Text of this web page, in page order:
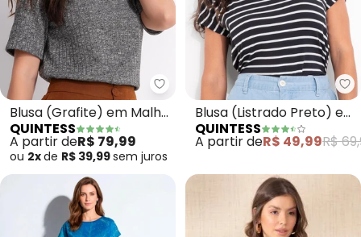
Quintess - Blusa (Grafite) em
Blusa (Grafite) em Malha
Tricô
QUINTESS
A partir deR$ 79,99
ou 2xde R$ 39,99sem juros
Blusa (Listrado Preto) em
Meia Malha Listrada
QUINTESS
A partir deR$ 49,99R$